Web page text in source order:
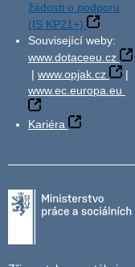
žádosti o podporu
(IS KP21+)
Související weby:
www.dotaceeu.cz
| www.opjak.cz
|
www.ec.europa.eu
Kariéra